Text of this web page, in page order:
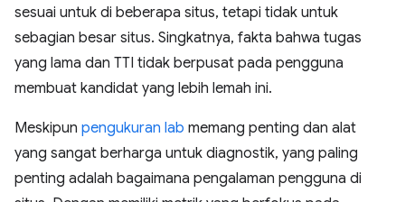
sesuai untuk di beberapa situs, tetapi tidak untuk
sebagian besar situs. Singkatnya, fakta bahwa tugas
yang lama dan TTI tidak berpusat pada pengguna
membuat kandidat yang lebih lemah ini.
Meskipun pengukuran lab memang penting dan alat
yang sangat berharga untuk diagnostik, yang paling
penting adalah bagaimana pengalaman pengguna di